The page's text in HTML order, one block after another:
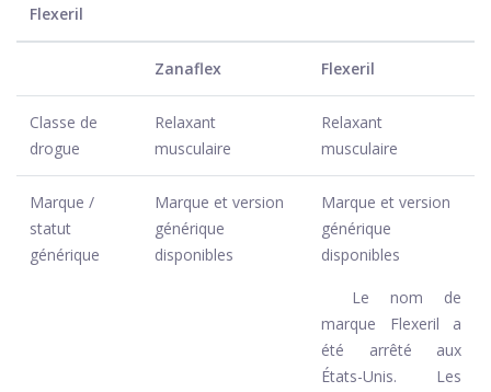
Flexeril
Zanaflex Flexeril
Classe de
drogue
Relaxant
musculaire
Relaxant
musculaire
Marque /
statut
générique
Marque et version
générique
disponibles
Marque et version
générique
disponibles
Le nom de
marque Flexeril a
été arrêté aux
États-Unis. Les